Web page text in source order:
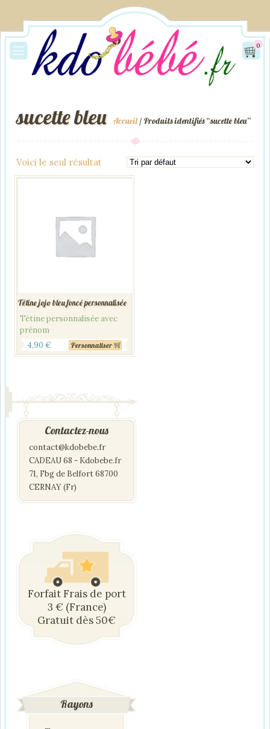
0
Accueil/ Produits identifiés “sucette bleu”
sucette bleu
Voici le seul résultat
Tétine jojo bleu foncé personnalisée
Tétine personnalisée avec
prénom
4,90 € Personnaliser
Contactez-nous
contact@kdobebe.fr
CADEAU 68 - Kdobebe.fr
71, Fbg de Belfort 68700
CERNAY (Fr)
Forfait Frais de port
3 € (France)
Gratuit dès 50€
Rayons